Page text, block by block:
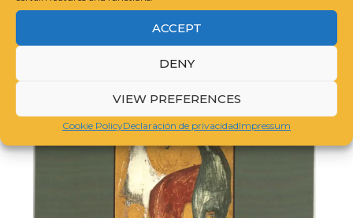
ACCEPT
DENY
VIEW PREFERENCES
Cookie PolicyDeclaración de privacidadImpressum